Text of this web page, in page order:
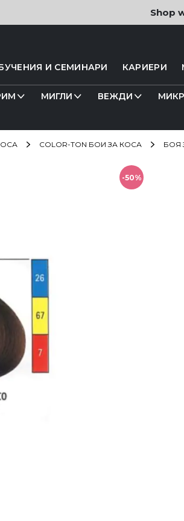
Shop
И СЕМИНАРИ КАРИЕРИ
МИГЛИ ВЕЖДИ
COLOR-TON БОИ ЗА КОСА БОЯ
-50%